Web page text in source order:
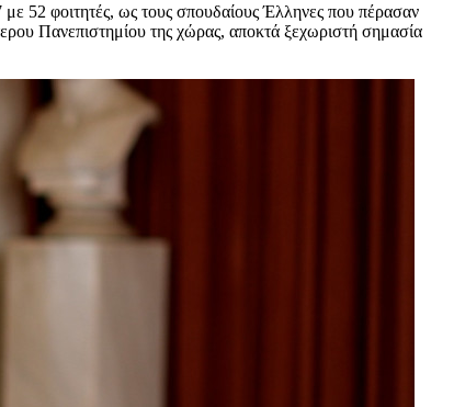
52 φοιτητές, ως τους σπουδαίους Έλληνες που πέρασαν
Πανεπιστημίου της χώρας, αποκτά ξεχωριστή σημασία